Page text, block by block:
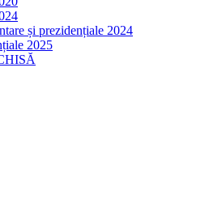
și prezidențiale 2024
2025